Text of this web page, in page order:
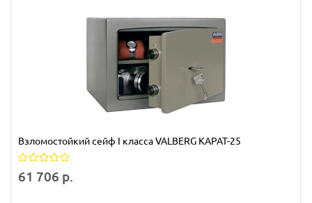
Взломостойкий сейф I класса VALBERG КАРАТ-25
61 706 р.